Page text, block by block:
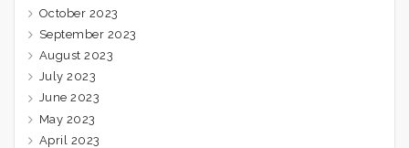
October 2023
September 2023
August 2023
July 2023
June 2023
May 2023
April 2023